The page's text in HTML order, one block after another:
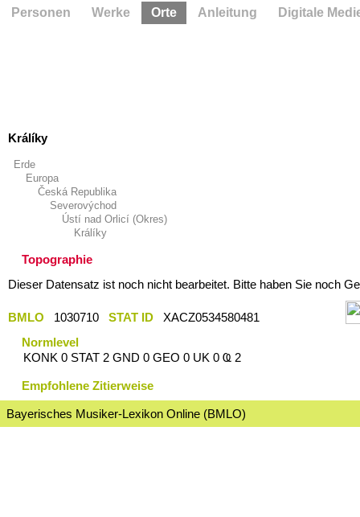
Králíky
Erde
Europa
Česká Republika
Severovýchod
Ústí nad Orlicí (Okres)
Králíky
Topographie
Dieser Datensatz ist noch nicht bearbeitet. Bitte haben Sie noch
BMLO 1030710 STAT ID
XACZ0534580481
Normlevel
KONK 0 STAT 2 GND 0 GEO 0 UK 0 Ҩ 2
Empfohlene Zitierweise
Bayerisches Musiker-Lexikon Online (BMLO)
Personen Werke Orte Anleitung Digitale